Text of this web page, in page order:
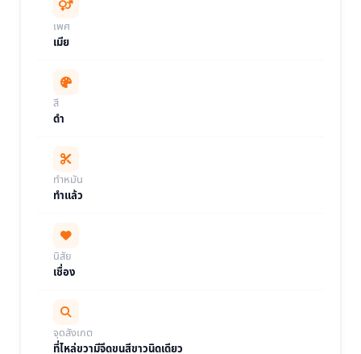
เพศ
เมีย
สี
ดำ
ทำหมัน
ทำแล้ว
นิสัย
เชื่อง
จุดสังเกต
ที่ไหล่ขวามีจึดขนสีขาวนิดเดียว